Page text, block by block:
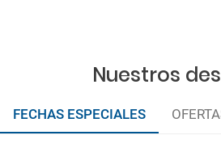
Nuestros
FECHAS ESPECIALES